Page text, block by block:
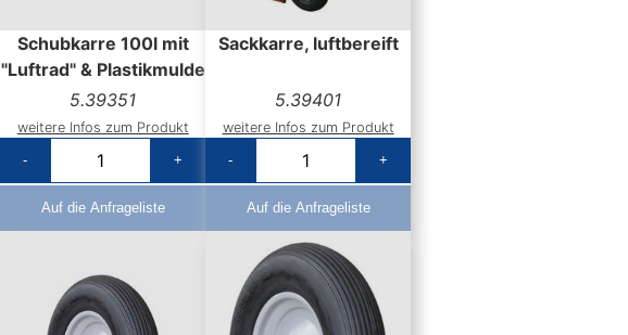
Schubkarre 100l mit
"Luftrad" & Plastikmulde
5.39351
weitere Infos zum Produkt
-
+
Auf die Anfrageliste
Sackkarre, luftbereift
5.39401
weitere Infos zum Produkt
-
+
Auf die Anfrageliste